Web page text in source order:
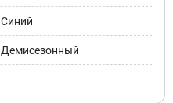
Синий
Демисезонный